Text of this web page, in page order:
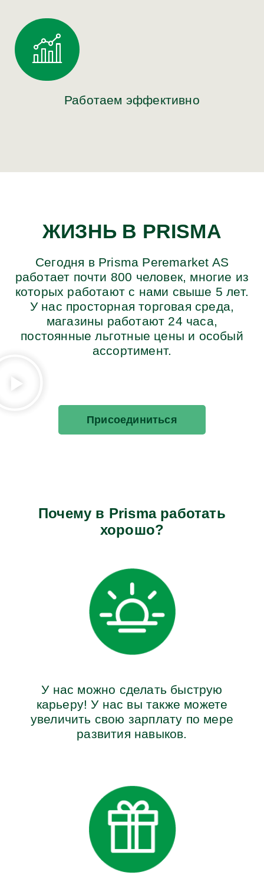
Работаем эффективно
ЖИЗНЬ В PRISMA
Сегодня в Prisma Peremarket AS
работает почти 800 человек, многие из
которых работают с нами свыше 5 лет.
У нас просторная торговая среда,
магазины работают 24 часа,
постоянные льготные цены и особый
ассортимент.
Присоединиться
Почему в Prisma работать
хорошо?
У нас можно сделать быструю
карьеру! У нас вы также можете
увеличить свою зарплату по мере
развития навыков.